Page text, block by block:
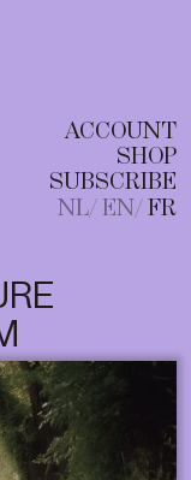
ACCOUNT
SHOP
SUBSCRIBE
NL EN FR